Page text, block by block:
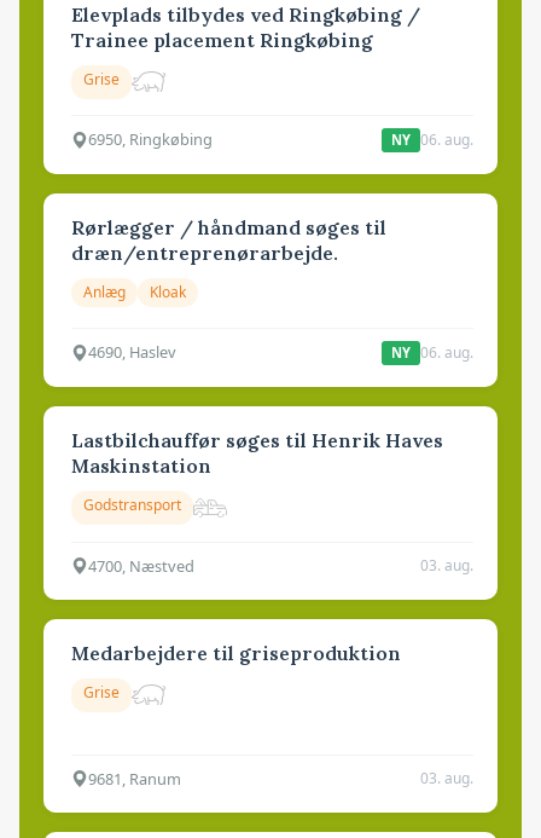
Elevplads tilbydes ved Ringkøbing /
Trainee placement Ringkøbing
Grise
6950, Ringkøbing NY 06. aug.
Rørlægger / håndmand søges til
dræn/entreprenørarbejde.
Anlæg Kloak
4690, Haslev NY 06. aug.
Lastbilchauffør søges til Henrik Haves
Maskinstation
Godstransport
4700, Næstved 03. aug.
Medarbejdere til griseproduktion
Grise
9681, Ranum 03. aug.